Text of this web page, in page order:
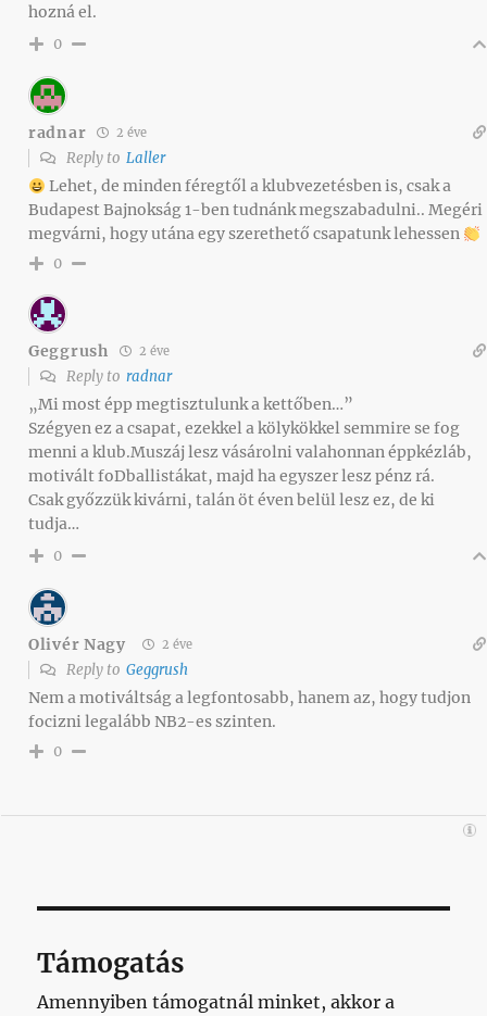
hozná el.
0
radnar 2 éve
Reply to Laller
Lehet, de minden féregtől a klubvezetésben is, csak a
Budapest Bajnokság 1-ben tudnánk megszabadulni.. Megéri
megvárni, hogy utána egy szerethető csapatunk lehessen
0
Geggrush 2 éve
Reply to radnar
„Mi most épp megtisztulunk a kettőben…”
Szégyen ez a csapat, ezekkel a kölykökkel semmire se fog
menni a klub.Muszáj lesz vásárolni valahonnan éppkézláb,
motivált foDballistákat, majd ha egyszer lesz pénz rá.
Csak győzzük kivárni, talán öt éven belül lesz ez, de ki
tudja…
0
Olivér Nagy 2 éve
Reply to Geggrush
Nem a motiváltság a legfontosabb, hanem az, hogy tudjon
focizni legalább NB2-es szinten.
0
Támogatás
Amennyiben támogatnál minket, akkor a